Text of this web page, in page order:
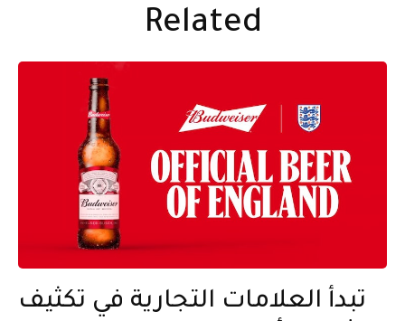
Related
تبدأ العلامات التجارية في تكثيف